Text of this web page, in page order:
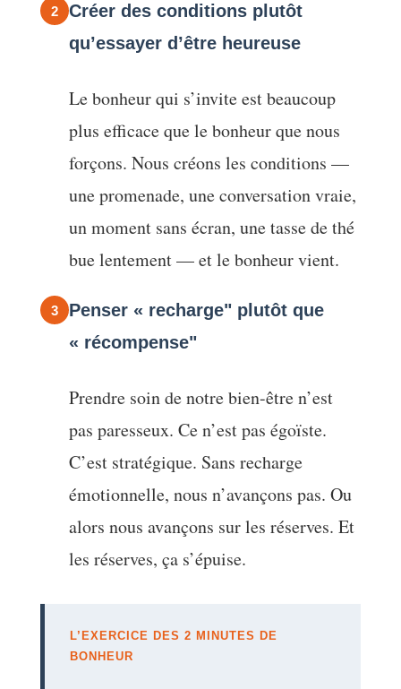
2
Créer des conditions plutôt
qu’essayer d’être heureuse
Le bonheur qui s’invite est beaucoup
plus efficace que le bonheur que nous
forçons. Nous créons les conditions —
une promenade, une conversation vraie,
un moment sans écran, une tasse de thé
bue lentement — et le bonheur vient.
3
Penser « recharge" plutôt que
« récompense"
Prendre soin de notre bien-être n’est
pas paresseux. Ce n’est pas égoïste.
C’est stratégique. Sans recharge
émotionnelle, nous n’avançons pas. Ou
alors nous avançons sur les réserves. Et
les réserves, ça s’épuise.
L’EXERCICE DES 2 MINUTES DE
BONHEUR